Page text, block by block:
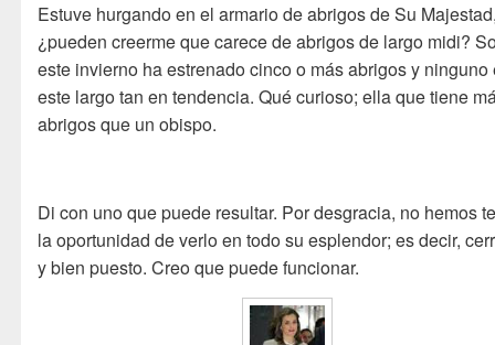
Estuve hurgando en el armario de abrigos de Su
¿pueden creerme que carece de abrigos de largo midi?
este invierno ha estrenado cinco o más abrigos y ninguno
este largo tan en tendencia. Qué curioso; ella que tiene
abrigos que un obispo.
Di con uno que puede resultar. Por desgracia, no hemos
la oportunidad de verlo en todo su esplendor; es decir,
y bien puesto. Creo que puede funcionar.